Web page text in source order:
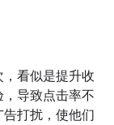
看似是提升收
导致点击率不
打扰，使他们